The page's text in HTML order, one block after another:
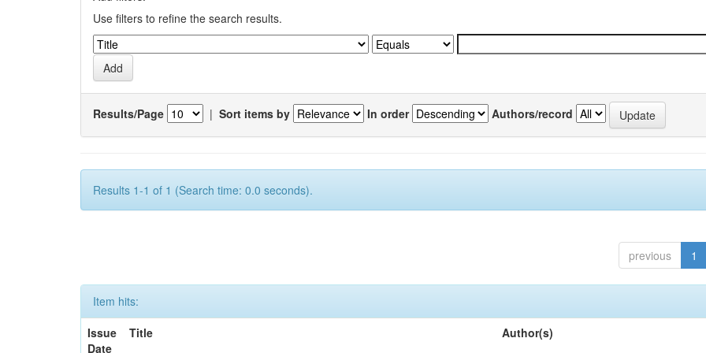
Use filters to refine the search results.
Results/Page | Sort items by In order Authors/record
Results 1-1 of 1 (Search time: 0.0 seconds).
previous 1
Item hits:
Issue
Date
Title Author(s)